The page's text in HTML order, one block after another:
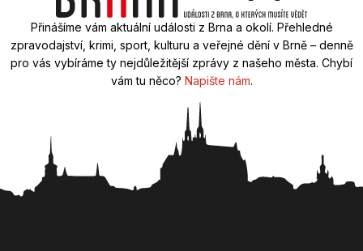
Přinášíme vám aktuální události z Brna a okolí. Přehledné
zpravodajství, krimi, sport, kulturu a veřejné dění v Brně – denně
pro vás vybíráme ty nejdůležitější zprávy z našeho města. Chybí
vám tu něco? Napište nám.